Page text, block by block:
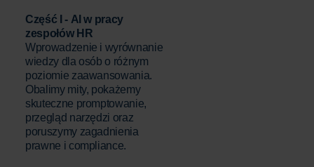
Część I - AI w pracy
zespołów HR
Wprowadzenie i wyrównanie
wiedzy dla osób o różnym
poziomie zaawansowania.
Obalimy mity, pokażemy
skuteczne promptowanie,
przegląd narzędzi oraz
poruszymy zagadnienia
prawne i compliance.